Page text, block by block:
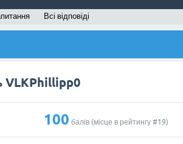
Всі відповіді
VLKPhillipp0
100 балів (місце в рейтингу #19)